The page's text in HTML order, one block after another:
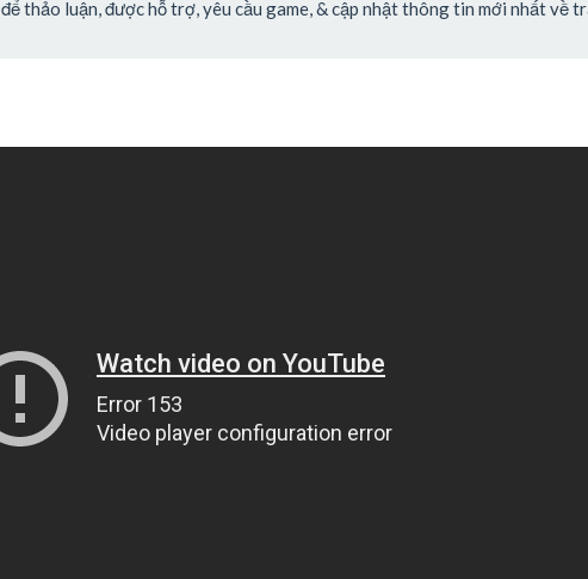
để thảo luận, được hỗ trợ, yêu cầu game, & cập nhật thông tin mới nhất về